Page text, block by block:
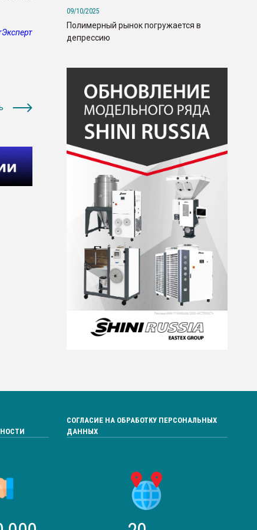
09/10/2025
Полимерный рынок погружается в
депрессию
СОГЛАСИЕ НА ОБРАБОТКУ ПЕРСОНАЛЬНЫХ
ДАННЫХ